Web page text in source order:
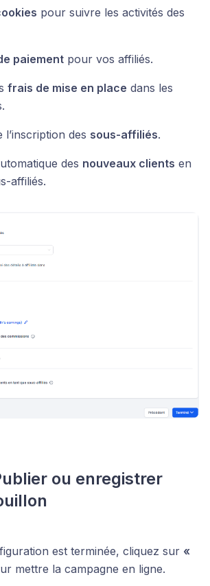
pour suivre les activités des
paiement pour vos affiliés.
frais de mise en place dans les
l’inscription des sous-affiliés.
des nouveaux clients en
affiliés.
ou enregistrer
est terminée, cliquez sur «
mettre la campagne en ligne.